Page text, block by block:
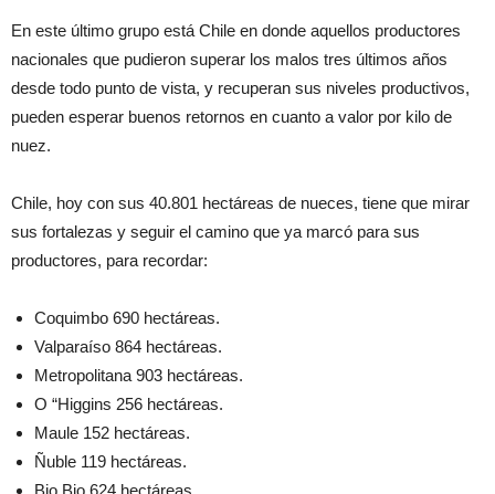
En este último grupo está Chile en donde aquellos productores
nacionales que pudieron superar los malos tres últimos años
desde todo punto de vista, y recuperan sus niveles productivos,
pueden esperar buenos retornos en cuanto a valor por kilo de
nuez.
Chile, hoy con sus 40.801 hectáreas de nueces, tiene que mirar
sus fortalezas y seguir el camino que ya marcó para sus
productores, para recordar:
Coquimbo 690 hectáreas.
Valparaíso 864 hectáreas.
Metropolitana 903 hectáreas.
O “Higgins 256 hectáreas.
Maule 152 hectáreas.
Ñuble 119 hectáreas.
Bio Bio 624 hectáreas.